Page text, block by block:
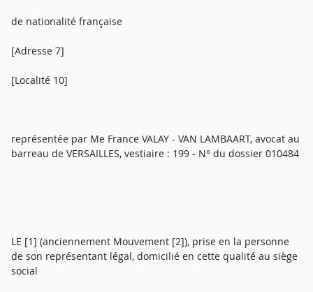
de nationalité française
[Adresse 7]
[Localité 10]
représentée par Me France VALAY - VAN LAMBAART, avocat au
barreau de VERSAILLES, vestiaire : 199 - N° du dossier 010484
LE [1] (anciennement Mouvement [2]), prise en la personne
de son représentant légal, domicilié en cette qualité au siège
social